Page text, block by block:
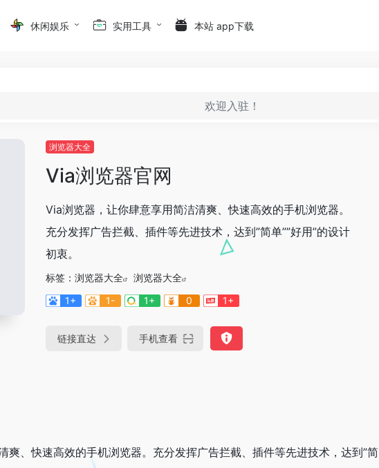
休闲娱乐 实用工具 本站 app下载
欢迎入驻！
浏览器大全
Via浏览器官网
Via浏览器，让你肆意享用简洁清爽、快速高效的手机浏览器。
充分发挥广告拦截、插件等先进技术，达到”简单””好用”的设计
初衷。
标签： 浏览器大全
浏览器大全
1+
1- 1+ 0 1+
链接直达 手机查看
爽、快速高效的手机浏览器。充分发挥广告拦截、插件等先进技术，达到”简